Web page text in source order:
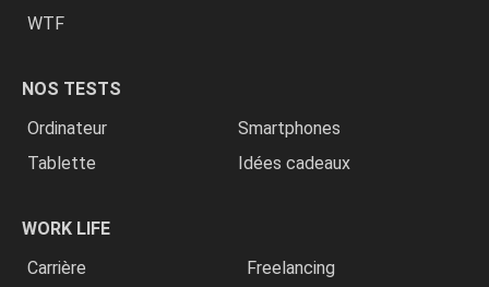
WTF
NOS TESTS
Ordinateur
Smartphones
Tablette
Idées cadeaux
WORK LIFE
Carrière
Freelancing